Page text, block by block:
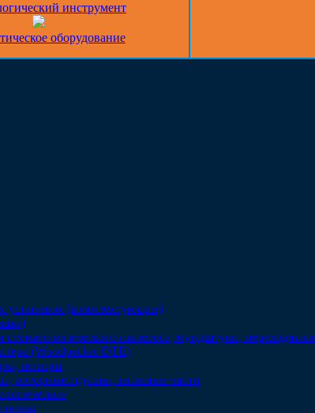
инструмент
оборудование
установок (комплектующие)
пылесоса, мундштуки, переходники
(Woodpecker DTE)
полиры
роторные группы, запасные части